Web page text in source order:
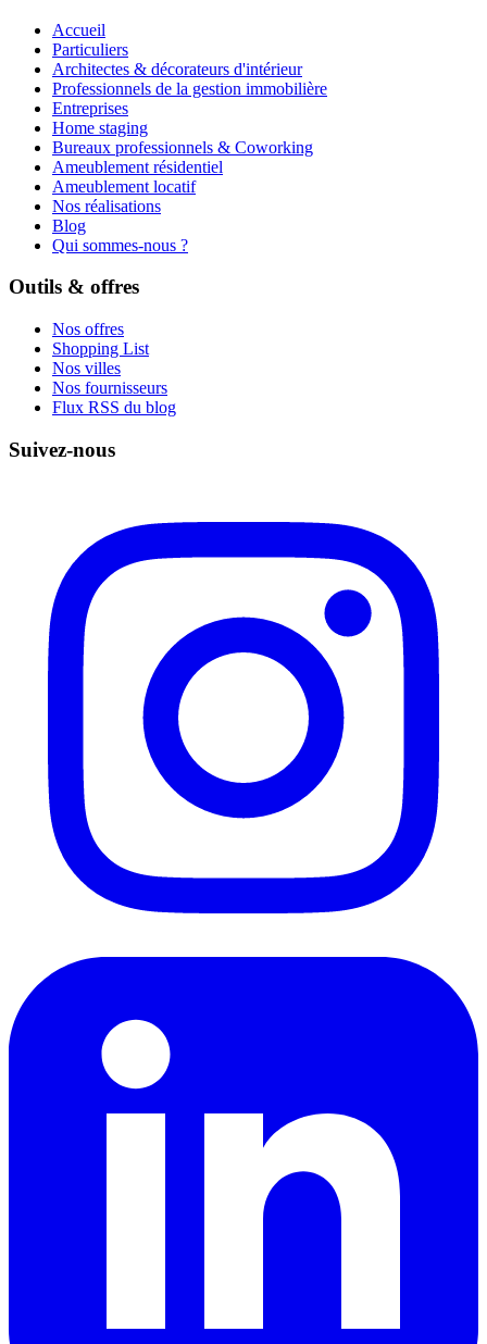
Accueil
Particuliers
Architectes & décorateurs d'intérieur
Professionnels de la gestion immobilière
Entreprises
Home staging
Bureaux professionnels & Coworking
Ameublement résidentiel
Ameublement locatif
Nos réalisations
Blog
Qui sommes-nous ?
Outils & offres
Nos offres
Shopping List
Nos villes
Nos fournisseurs
Flux RSS du blog
Suivez-nous